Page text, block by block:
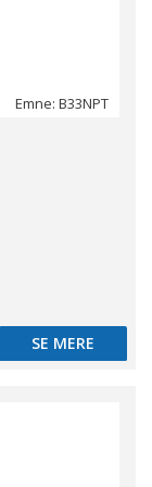
Emne: B33NPT
SE MERE
SE MERE